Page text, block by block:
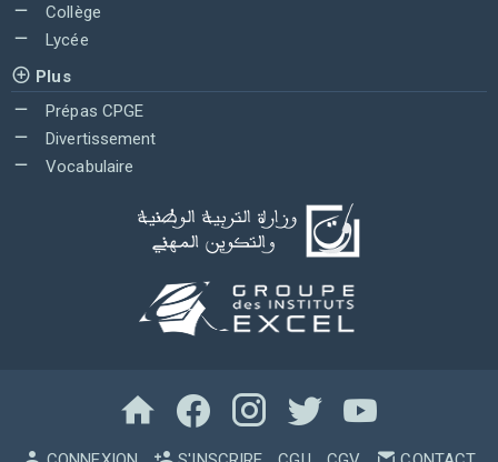
Collège
Lycée
Plus
Prépas CPGE
Divertissement
Vocabulaire